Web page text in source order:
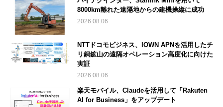
8000km離れた遠隔地からの建機操縦に成功
2026.08.06
NTTドコモビジネス、IOWN APNを活用したチ
リ銅鉱山の遠隔オペレーション高度化に向けた
実証
2026.08.06
楽天モバイル、Claudeを活用して「Rakuten
AI for Business」をアップデート